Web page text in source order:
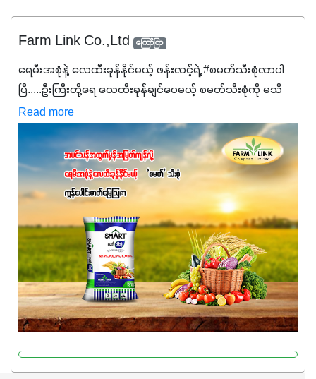
Farm Link Co.,Ltd ကြော်ငြာ
ရေမီးအစုံနဲ့ လေထီးခုန်နိုင်မယ့် ဖန်းလင့်ရဲ့ #စမတ်သီးစုံလာပါ
ပြီ.....ဦးကြီးတို့ရေ ‌လေထီးခုန်ချင်ပေမယ့် စမတ်သီးစုံကို မသိ
သေးရင်တော့ ဒီစာလေးကို ဆက်ဖတ်‌ပေးပါ #စမတ်သီးစုံဆိုတာ
အပင်တိုင်းအတွက် အဓိကအာဟာရNPK (19:7:8)နဲ့ #ဟူးမစ်
အက်စစ်တို့ အချိုးကျ ပေါင်းစပ်ထားတဲ့ ကွန်ပေါင်း
ဓာတ်မြေဩဇာဖြစ်ပါတယ်။ အဓိကအကျိုးကျေးဇူးတွေအနေနဲ့
ကတော့ နိုက်ထရိုဂျင် 19%ပါဝင်တဲ့အတွက် ကလိုရိုဖီးလ်ဖွဲ့စည်း
မှုကို အားပေးကာ သီးနှံပင်များ၏အရွက်များစိမ်းလန်းသန်စွမ်း
ပြီး အစာချက်လုပ်မှုအားကောင်းစေပါတယ်။ အပင်၏ပင်ပိုင်း
ကြီးထွားမှုကို တိုးမြင့်စေကာ အပင်သန်၍ အကြီးမြန်စေပါတယ်။
သင့်တော်တဲ့ Phosphorus 7%ပါဝင်မှုကြောင့် အပင်ရဲ့ အမြစ်
ဖွဲ့စည်းတည်ဆောက်မှုကို ပို၍သန်မာလာအောင် အားပေးပါ
တယ်။ ဒါ့အပြင် ပန်းပွင့်ခြင်း၊အသီးသီးခြင်း၊အစေ့တည်ခြင်း
လုပ်ငန်းစဉ်များကိုလည်း အားပေးပါတယ်။ လုံလောက်တဲ့
Potassium 8%က အပင်ရဲ့ ရောဂါဒဏ်၊ရာသီဥတုဒဏ်ခံနိုင်ရည်
Read more